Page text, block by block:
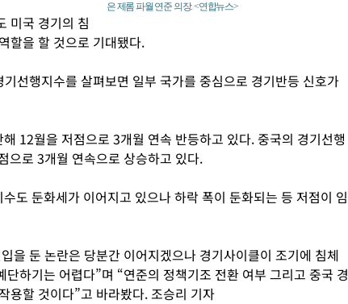
은 제롬 파월 연준 의장. <연합뉴스>
미국 경기의 침
할을 할 것으로 기대됐다.
선행지수를 살펴보면 일부 국가를 중심으로 경기반등 신호가
12월을 저점으로 3개월 연속 반등하고 있다. 중국의 경기선행
으로 3개월 연속으로 상승하고 있다.
도 둔화세가 이어지고 있으나 하락 폭이 둔화되는 등 저점이 임
을 둔 논란은 당분간 이어지겠으나 경기사이클이 조기에 침체
하기는 어렵다”며 “연준의 정책기조 전환 여부 그리고 중국 경
용할 것이다”고 바라봤다. 조승리 기자